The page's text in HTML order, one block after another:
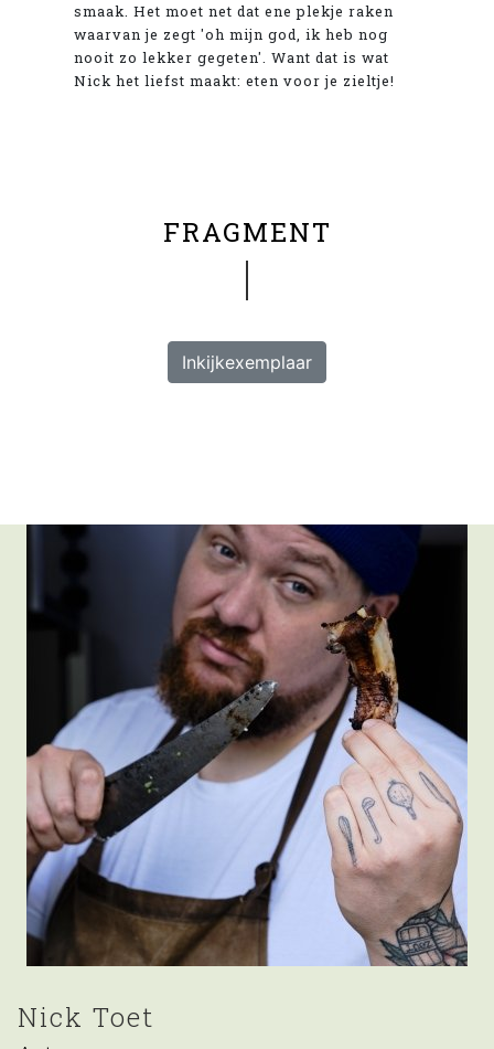
smaak. Het moet net dat ene plekje raken
waarvan je zegt 'oh mijn god, ik heb nog
nooit zo lekker gegeten'. Want dat is wat
Nick het liefst maakt: eten voor je zieltje!
FRAGMENT
Inkijkexemplaar
Nick Toet